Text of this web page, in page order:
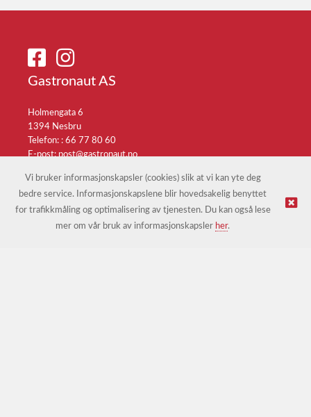
Gastronaut AS
Holmengata 6
1394 Nesbru
Telefon: : 66 77 80 60
E-post:post@gastronaut.no
© Gastronaut AS | Nettbutikk levert av Kréatif
Vi bruker informasjonskapsler (cookies) slik at vi kan yte deg
bedre service. Informasjonskapslene blir hovedsakelig benyttet
for trafikkmåling og optimalisering av tjenesten. Du kan også lese
mer om vår bruk av informasjonskapsler her.